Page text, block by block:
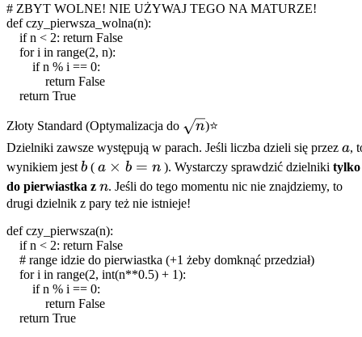
# ZBYT WOLNE! NIE UŻYWAJ TEGO NA MATURZE!
def czy_pierwsza_wolna(n):
if n < 2: return False
for i in range(2, n):
if n % i == 0:
return False
return True
Złoty Standard (Optymalizacja do \sqrt{n}
n)⭐
Dzielniki zawsze występują w parach. Jeśli liczba dzieli się przez a
a,
wynikiem jest b
b ( a
\times
b = n
a × b = n ). Wystarczy sprawdzić dzielnikitylko
do pierwiastka z n
n. Jeśli do tego momentu nic nie znajdziemy, to
drugi dzielnik z pary też nie istnieje!
def czy_pierwsza(n):
if n < 2: return False
# range idzie do pierwiastka (+1 żeby domknąć przedział)
for i in range(2, int(n**0.5) + 1):
if n % i == 0:
return False
return True